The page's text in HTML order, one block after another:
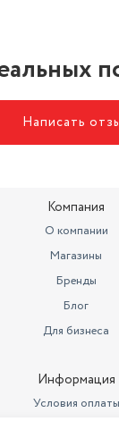
Написать
Компания
О компании
Магазины
Бренды
Блог
Для бизнеса
Информация
Условия оплаты